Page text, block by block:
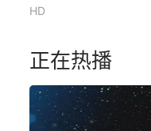
HD
正在热播